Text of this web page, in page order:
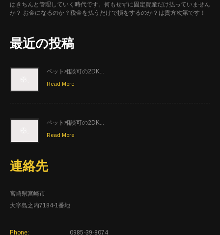
はきちんと管理していく時代です。何もせずに固定資産だけ払っていません
か？ お金になるのか？税金を払うだけで損をするのか？は貴方次第です！
最近の投稿
ペット相談可の2DK...
Read More
ペット相談可の2DK...
Read More
連絡先
宮崎県宮崎市
大字島之内7184-1番地
Phone: 0985-39-8074